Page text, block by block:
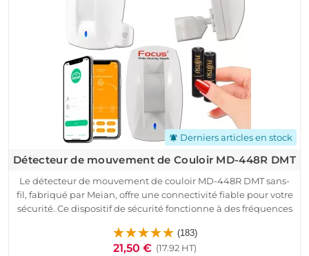
notifications_active Derniers articles en stock
Détecteur de mouvement de Couloir MD-448R DMT
Le détecteur de mouvement de couloir MD-448R DMT sans-
fil, fabriqué par Meian, offre une connectivité fiable pour votre
sécurité. Ce dispositif de sécurité fonctionne à des fréquences
code tournant ASK.
Facile à installer et paramétrer, il est compatible avec les
(183)
21,50 € (17.92 HT)